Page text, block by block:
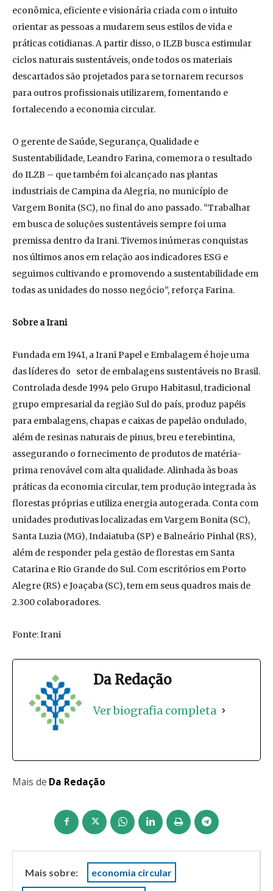
econômica, eficiente e visionária criada com o intuito
orientar as pessoas a mudarem seus estilos de vida e
práticas cotidianas. A partir disso, o ILZB busca estimular
ciclos naturais sustentáveis, onde todos os materiais
descartados são projetados para se tornarem recursos
para outros profissionais utilizarem, fomentando e
fortalecendo a economia circular.
O gerente de Saúde, Segurança, Qualidade e
Sustentabilidade, Leandro Farina, comemora o resultado
do ILZB – que também foi alcançado nas plantas
industriais de Campina da Alegria, no município de
Vargem Bonita (SC), no final do ano passado. “Trabalhar
em busca de soluções sustentáveis sempre foi uma
premissa dentro da Irani. Tivemos inúmeras conquistas
nos últimos anos em relação aos indicadores ESG e
seguimos cultivando e promovendo a sustentabilidade em
todas as unidades do nosso negócio”, reforça Farina.
Sobre a Irani
Fundada em 1941, a Irani Papel e Embalagem é hoje uma
das líderes do setor de embalagens sustentáveis no Brasil.
Controlada desde 1994 pelo Grupo Habitasul, tradicional
grupo empresarial da região Sul do país, produz papéis
para embalagens, chapas e caixas de papelão ondulado,
além de resinas naturais de pinus, breu e terebintina,
assegurando o fornecimento de produtos de matéria-
prima renovável com alta qualidade. Alinhada às boas
práticas da economia circular, tem produção integrada às
florestas próprias e utiliza energia autogerada. Conta com
unidades produtivas localizadas em Vargem Bonita (SC),
Santa Luzia (MG), Indaiatuba (SP) e Balneário Pinhal (RS),
além de responder pela gestão de florestas em Santa
Catarina e Rio Grande do Sul. Com escritórios em Porto
Alegre (RS) e Joaçaba (SC), tem em seus quadros mais de
2.300 colaboradores.
Fonte: Irani
Da Redação
Ver biografia completa
Mais de Da Redação
Mais sobre: economia circular